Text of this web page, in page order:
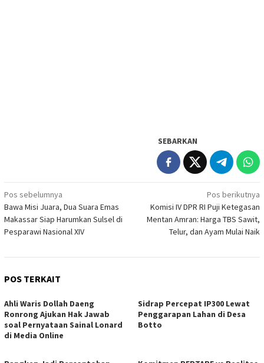
SEBARKAN
Navigasi
pos
Pos sebelumnya
Bawa Misi Juara, Dua Suara Emas
Makassar Siap Harumkan Sulsel di
Pesparawi Nasional XIV
Pos berikutnya
Komisi IV DPR RI Puji Ketegasan
Mentan Amran: Harga TBS Sawit,
Telur, dan Ayam Mulai Naik
POS TERKAIT
Ahli Waris Dollah Daeng
Ronrong Ajukan Hak Jawab
soal Pernyataan Sainal Lonard
di Media Online
Sidrap Percepat IP300 Lewat
Penggarapan Lahan di Desa
Botto